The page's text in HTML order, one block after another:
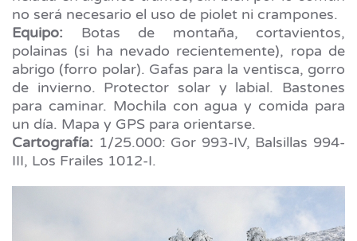
no será necesario el uso de piolet ni crampones.
Equipo: Botas de montaña, cortavientos,
polainas (si ha nevado recientemente), ropa de
abrigo (forro polar). Gafas para la ventisca, gorro
de invierno. Protector solar y labial. Bastones
para caminar. Mochila con agua y comida para
un día. Mapa y GPS para orientarse.
Cartografía: 1/25.000: Gor 993-IV, Balsillas 994-
III, Los Frailes 1012-I.